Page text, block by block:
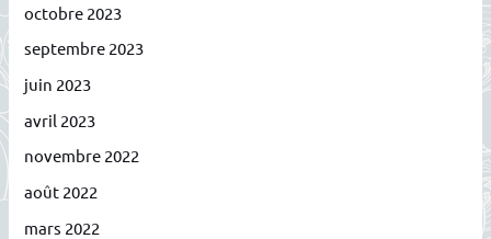
octobre 2023
septembre 2023
juin 2023
avril 2023
novembre 2022
août 2022
mars 2022